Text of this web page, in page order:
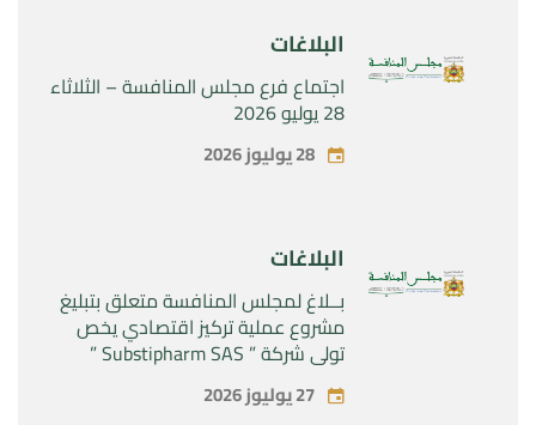
البلاغات
اجتماع فرع مجلس المنافسة – الثلاثاء
28 يوليو 2026
28 يوليوز 2026
البلاغات
بــلاغ لمجلس المنافسة متعلق بتبليغ
مشروع عملية تركيز اقتصادي يخص
تولي شركة ” Substipharm SAS ”
المراقبة الحصرية للأصول والحقوق
المتعلقة بالمنتجين الصيدلانيين”
27 يوليوز 2026